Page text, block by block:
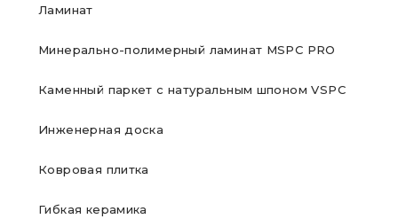
Ламинат
Минерально-полимерный ламинат MSPC PRO
Каменный паркет с натуральным шпоном VSPC
Инженерная доска
Ковровая плитка
Гибкая керамика